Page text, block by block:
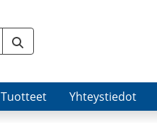
Tuotteet Yhteystiedot